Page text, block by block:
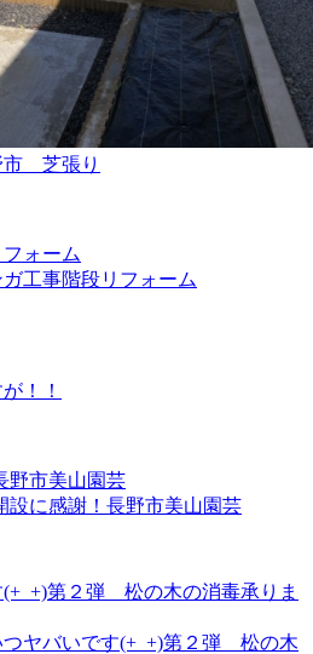
市 芝張り
ガ工事階段リフォーム
！！
設に感謝！長野市美山園芸
つヤバいです(+_+)第２弾 松の木